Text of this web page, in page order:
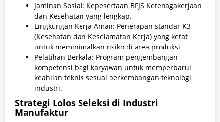
Jaminan Sosial: Kepesertaan BPJS Ketenagakerjaan
dan Kesehatan yang lengkap.
Lingkungan Kerja Aman: Penerapan standar K3
(Kesehatan dan Keselamatan Kerja) yang ketat
untuk meminimalkan risiko di area produksi.
Pelatihan Berkala: Program pengembangan
kompetensi bagi karyawan untuk memperbarui
keahlian teknis sesuai perkembangan teknologi
industri.
Strategi Lolos Seleksi di Industri
Manufaktur